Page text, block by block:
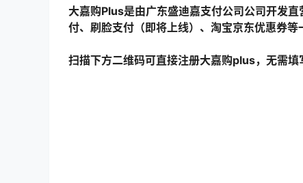
大嘉购Plus是由广东盛迪嘉支付公司公司开发
付、刷脸支付（即将上线）、淘宝京东优惠券等
扫描下方二维码可直接注册大嘉购plus，无需填